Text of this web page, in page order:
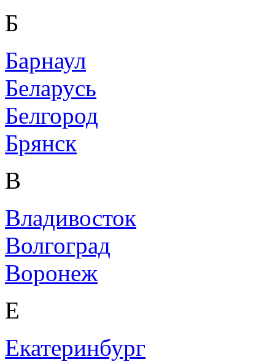
Б
Барнаул
Беларусь
Белгород
Брянск
В
Владивосток
Волгоград
Воронеж
Е
Екатеринбург